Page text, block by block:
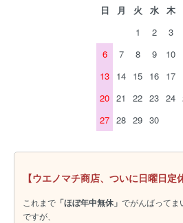
日 月 火 水 木
1
2 3
6
7 8 9 10
13 14 15 16 17
20 21 22 23 24
27 28 29 30
【ウエノマチ商店、ついに日曜日定
これまで 「ほぼ年中無休」 でがんばってま
ですが、